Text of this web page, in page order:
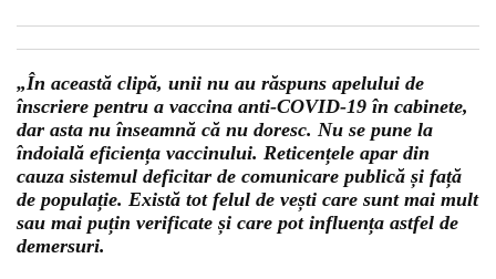
„În această clipă, unii nu au răspuns apelului de
înscriere pentru a vaccina anti-COVID-19 în cabinete,
dar asta nu înseamnă că nu doresc. Nu se pune la
îndoială eficiența vaccinului. Reticențele apar din
cauza sistemul deficitar de comunicare publică și față
de populație. Există tot felul de vești care sunt mai mult
sau mai puțin verificate și care pot influența astfel de
demersuri.